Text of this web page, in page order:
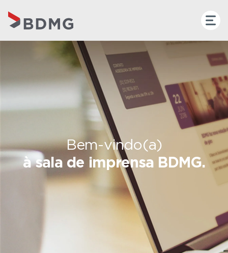
Bem-vindo(a)
à sala de imprensa BDMG.